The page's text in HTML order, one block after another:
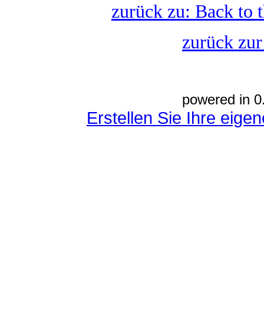
zurück zu: Back to
zurück
powered in
Erstellen Sie Ihre